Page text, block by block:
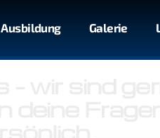
Ausbildung Galerie